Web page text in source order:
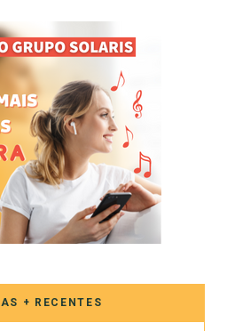
+ RECENTES